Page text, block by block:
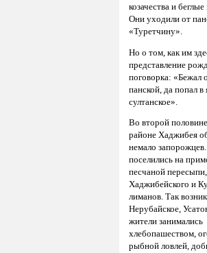
козачества и
Они уходили от
«Туретчину».
Но о том, как им
представление
поговорка: «Бежал
панской, да попал в
султанское».
Во второй
районе Хаджибея
немало
поселились на
песчаной
Хаджибейского и
лиманов. Так
Нерубайское,
жители занимались
хлебопашеством,
рыбной ловлей,